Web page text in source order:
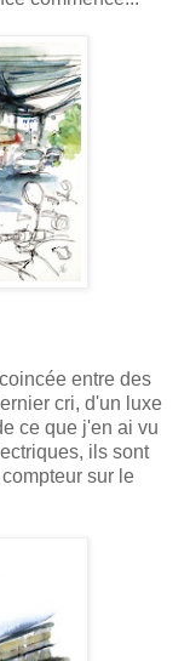
entre des
cri, d'un luxe
ce que j'en ai vu
ils sont
sur le